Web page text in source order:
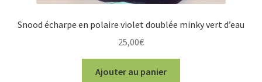
Snood écharpe en polaire violet doublée minky vert d’eau
25,00€
Ajouter au panier